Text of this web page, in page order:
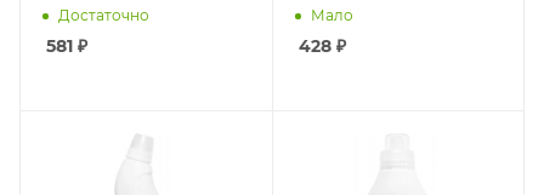
красные фрукты 1л
Достаточно
581 ₽
соль 1л
Мало
428₽